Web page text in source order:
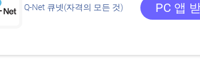
Q-Net 큐넷(자격의 모든 것) PC 앱